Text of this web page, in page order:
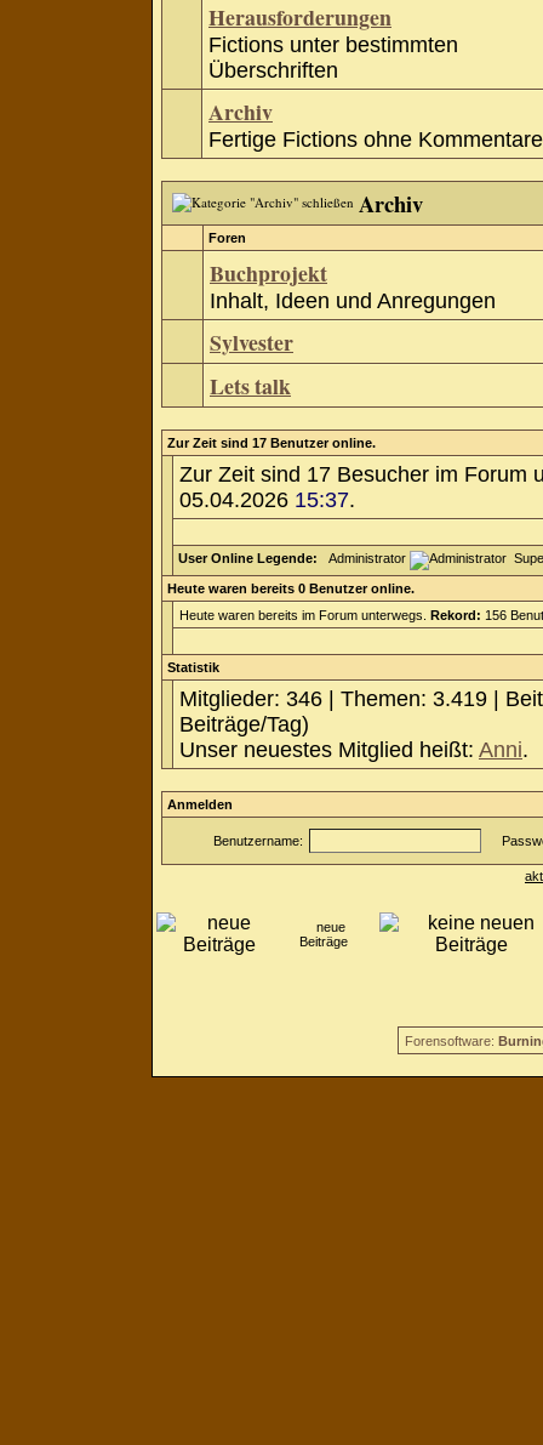
Herausforderungen
Fictions unter bestimmten
Überschriften
Archiv
Fertige Fictions ohne Kommentare
Archiv
Foren
Buchprojekt
Inhalt, Ideen und Anregungen
Sylvester
Lets talk
Zur Zeit sind 17 Benutzer online.
Zur Zeit sind 17 Besucher im Forum
05.04.2026 15:37.
User Online Legende: Administrator
Heute waren bereits 0 Benutzer online.
Heute waren bereits im Forum unterwegs. Rekord: 156
Statistik
Mitglieder: 346 | Themen: 3.419 |
Beiträge/Tag)
Unser neuestes Mitglied heißt: Anni.
Anmelden
Benutzername:
neue
Beiträge
Forensoftware: